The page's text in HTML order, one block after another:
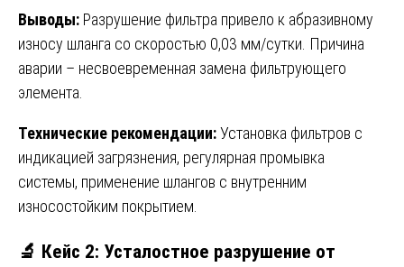
Выводы: Разрушение фильтра привело к абразивному
износу шланга со скоростью 0,03 мм/сутки. Причина
аварии – несвоевременная замена фильтрующего
элемента.
Технические рекомендации:Установка фильтров с
индикацией загрязнения, регулярная промывка
системы, применение шлангов с внутренним
износостойким покрытием.
🔬 Кейс 2: Усталостное разрушение от